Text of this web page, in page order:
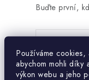
Používáme
abychom mohli díky
výkon webu a jeho
Buďte první,